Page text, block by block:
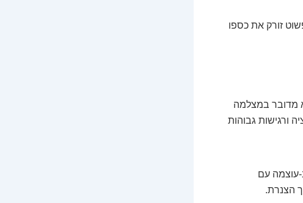
זורק את כספו
מדובר במצלמה
ורגישות גבוהות
עוצמה עם
הצנרת.